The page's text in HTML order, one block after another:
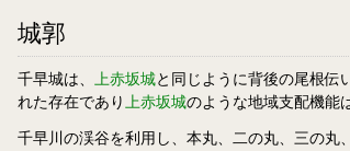
城郭
千早城は、 上赤坂城と同じように背後の尾根伝
れた存在であり上赤坂城のような地域支配機能
千早川の渓谷を利用し、本丸、二の丸、三の